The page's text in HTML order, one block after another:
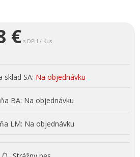
€ s DPH / Kus
sklad SA: Na objednávku
BA: Na objednávku
LM: Na objednávku